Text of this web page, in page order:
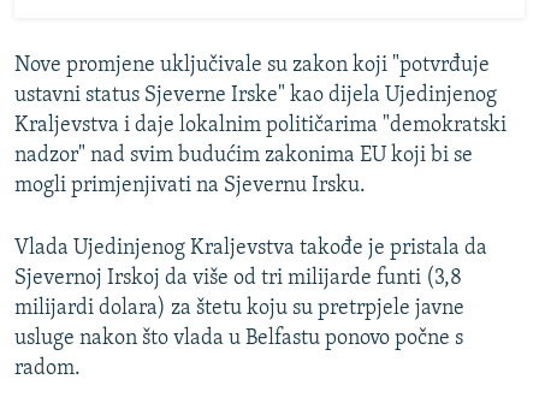
Nove promjene uključivale su zakon koji "potvrđuje
ustavni status Sjeverne Irske" kao dijela Ujedinjenog
Kraljevstva i daje lokalnim političarima "demokratski
nadzor" nad svim budućim zakonima EU koji bi se
mogli primjenjivati na Sjevernu Irsku.
Vlada Ujedinjenog Kraljevstva takođe je pristala da
Sjevernoj Irskoj da više od tri milijarde funti (3,8
milijardi dolara) za štetu koju su pretrpjele javne
usluge nakon što vlada u Belfastu ponovo počne s
radom.